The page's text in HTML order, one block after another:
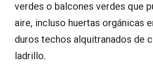
verdes o balcones verdes que
aire, incluso huertas orgánicas
duros techos alquitranados de
ladrillo.